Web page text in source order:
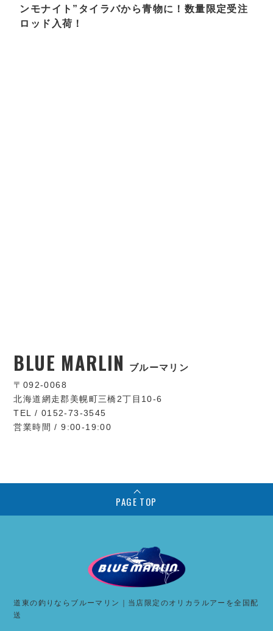
ンモナイト”タイラバから青物に！数量限定受注
ロッド入荷！
BLUE MARLIN ブルーマリン
〒092-0068
北海道網走郡美幌町三橋2丁目10-6
TEL / 0152-73-3545
営業時間 / 9:00-19:00
PAGE TOP
道東の釣りならブルーマリン｜当店限定のオリカラルアーを全国配
送